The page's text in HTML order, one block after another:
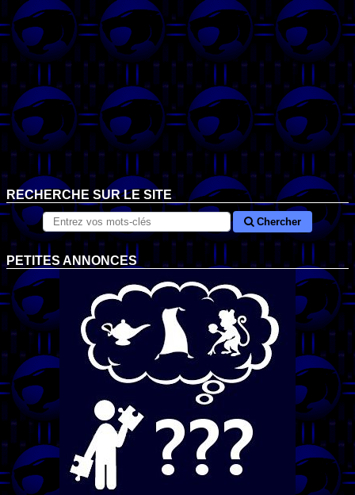
RECHERCHE SUR LE SITE
Chercher
PETITES ANNONCES